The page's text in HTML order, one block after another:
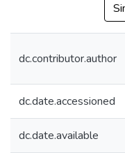
dc.contributor.author
dc.date.accessioned
dc.date.available